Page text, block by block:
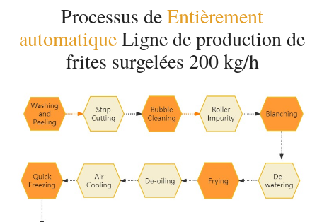
Processus deEntièrement
automatiqueLigne de production de
frites surgelées 200 kg/h